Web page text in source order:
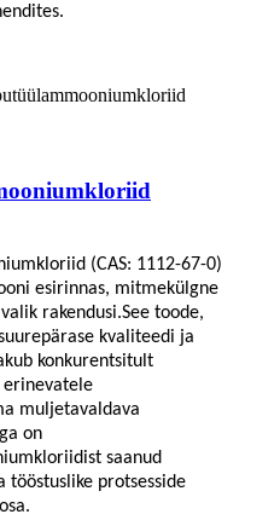
(CAS: 1112-67-0)
esirinnas, mitmekülgne
rakendusi.See toode,
kvaliteedi ja
konkurentsitult
erinevatele
muljetavaldava
on
saanud
tööstuslike protsesside